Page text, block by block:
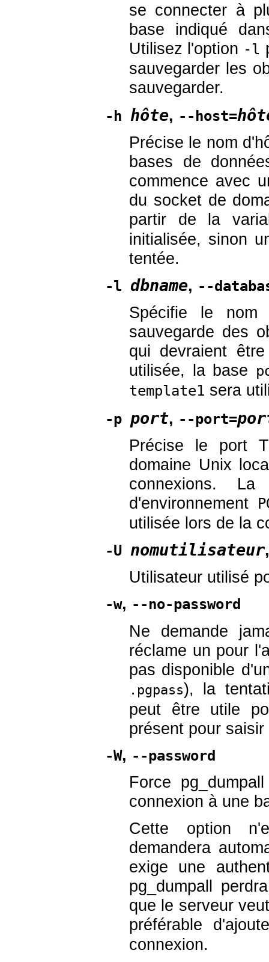
se connecter à
base indiqué
Utilisez l'option -l
sauvegarder les
sauvegarder.
-h hôte, --host=
Précise le nom
bases de
commence avec
du socket de
partir de la
initialisée, sinon
tentée.
-l dbname, --
Spécifie le
sauvegarde des
qui devraient
utilisée, la base
template1 sera
-p port, --port=
Précise le port
domaine Unix
connexions.
d'environnement
utilisée lors de la
-U nomutilisateur,
Utilisateur utilisé
-w, --no-password
Ne demande
réclame un pour
pas disponible
.pgpass), la
peut être utile
présent pour
-W, --password
Force pg_dumpall
connexion à une
Cette option
demandera
exige une
pg_dumpall
que le serveur
préférable
connexion.